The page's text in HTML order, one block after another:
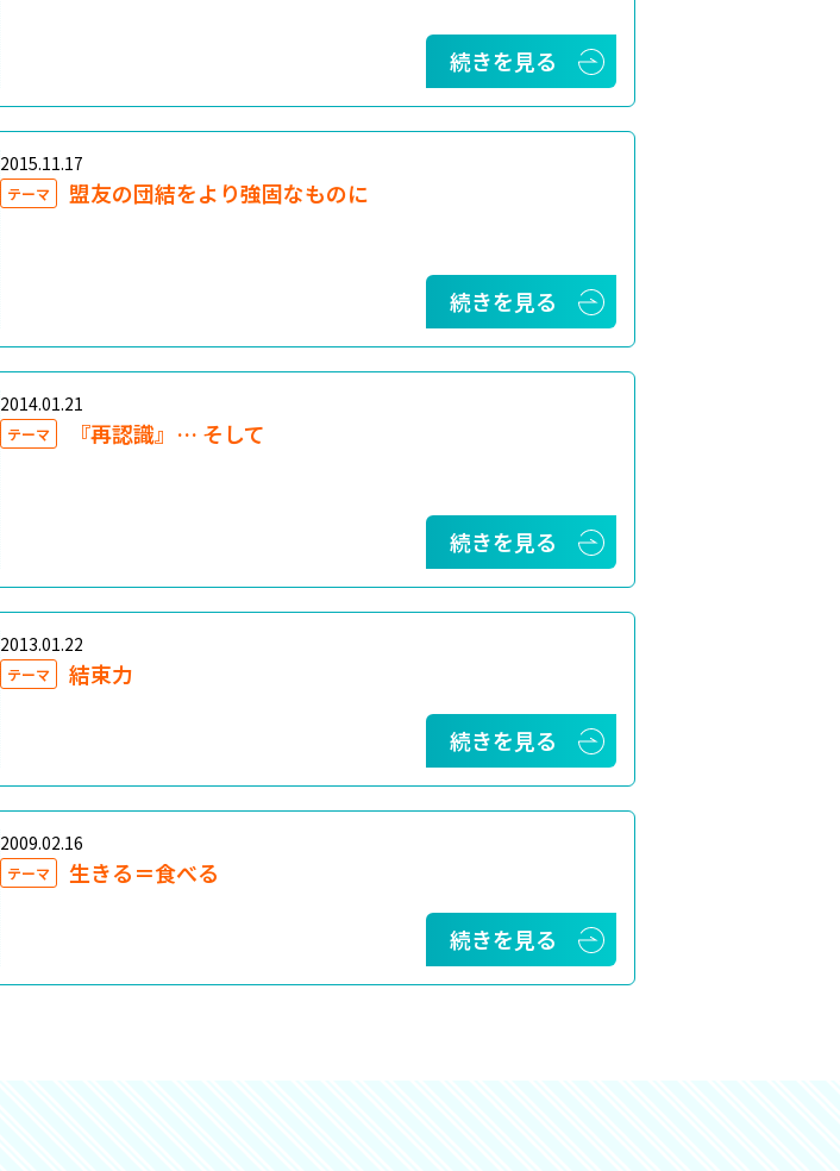
続きを見る
2015.11.17
テーマ 盟友の団結をより強固なものに
続きを見る
2014.01.21
テーマ 『再認識』… そして
続きを見る
2013.01.22
テーマ 結束力
続きを見る
2009.02.16
テーマ 生きる＝食べる
続きを見る